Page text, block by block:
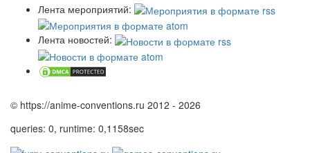
Лента мероприятий:
Лента новостей:
© https://anime-conventions.ru 2012 - 2026
queries: 0, runtime: 0,1158sec